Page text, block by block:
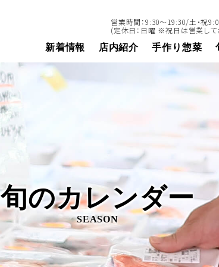
営業時間：9:30～19:30/土・祝
(定休日：日曜 ※祝日は営業してお
新着情報 店内紹介 手作り惣菜
旬のカレンダー
SEASON